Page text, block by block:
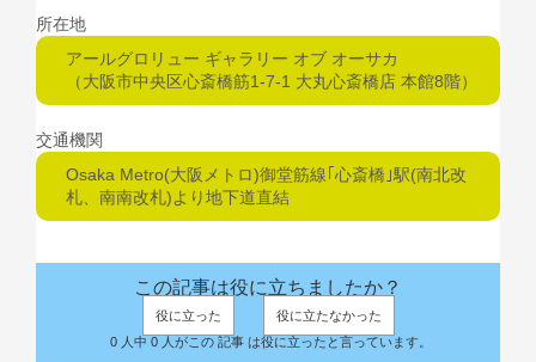
所在地
アールグロリュー ギャラリー オブ オーサカ
（大阪市中央区心斎橋筋1-7-1 大丸心斎橋店 本館8階）
交通機関
Osaka Metro(大阪メトロ)御堂筋線｢心斎橋｣駅(南北改
札、南南改札)より地下道直結
この記事は役に立ちましたか？
役に立った
役に立たなかった
0 人中 0 人がこの 記事 は役に立ったと言っています。